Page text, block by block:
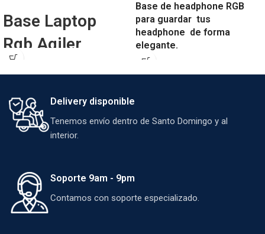
Base Laptop
Rgb Agiler
MULTIANGULOS CON 2
ABANICOS RGB DE MAS
HUB USB 2 PUERTOS, 3
Base de headphone RGB
para guardar tus
headphone de forma
elegante.
Cuenta con 8 modos de iluminación,
retroiluminado.
Monta fácilmente cualquier auricular
Delivery disponible
Tenemos envío dentro de Santo Domingo y al
interior.
Soporte 9am - 9pm
Contamos con soporte especializado.